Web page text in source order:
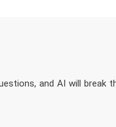
and AI will break